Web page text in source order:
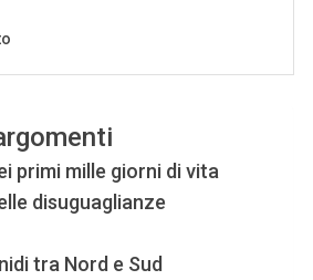
primi mille giorni di vita
disuguaglianze
tra Nord e Sud